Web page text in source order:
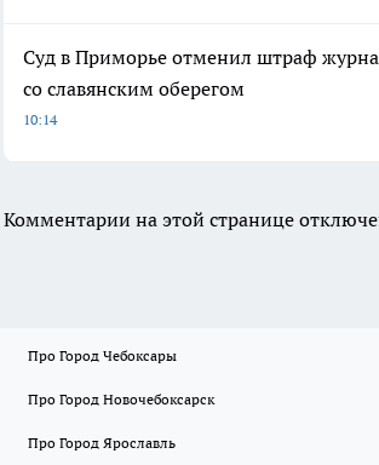
Суд в Приморье отменил штраф
со славянским оберегом
10:14
Комментарии на этой странице
Про Город Чебоксары
Про Город Новочебоксарск
Про Город Ярославль